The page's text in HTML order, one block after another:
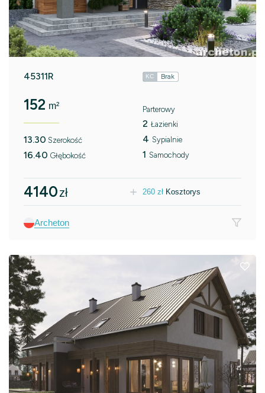
45311R KC Brak
152 m²
13.30 Szerokość
16.40 Głębokość
Parterowy
2 Łazienki
4 Sypialnie
1 Samochody
4140zł 260 zł Kosztorys
Archeton